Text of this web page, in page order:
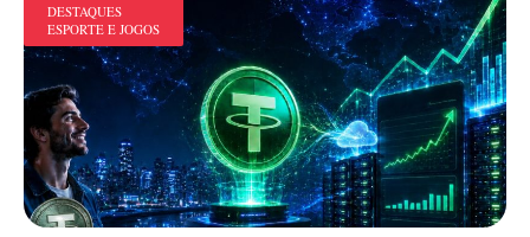
DESTAQUES
ESPORTE E JOGOS